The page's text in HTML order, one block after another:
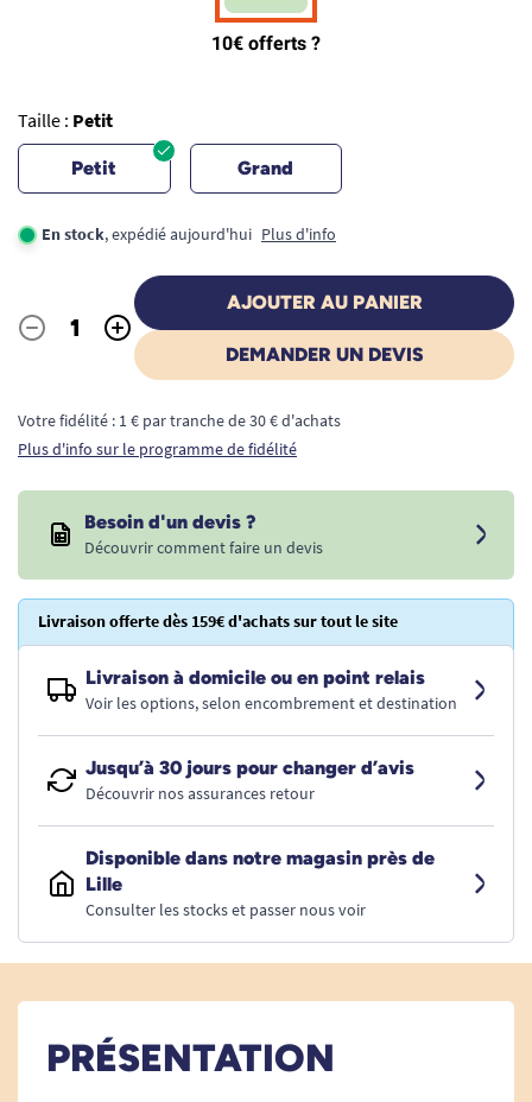
Taille : Petit
Petit Grand
En stock, expédié aujourd'hui Plus d'info
Quantité
- +
AJOUTER AU PANIER
DEMANDER UN DEVIS
Votre fidélité : 1 € par tranche de 30 € d'achats
Plus d'info sur le programme de fidélité
Besoin d'un devis ?
Découvrir comment faire un devis
Livraison offerte dès 159€ d'achats sur tout le site
Livraison à domicile ou en point relais
Voir les options, selon encombrement et destination
Jusqu’à 30 jours pour changer d’avis
Découvrir nos assurances retour
Disponible dans notre magasin près de
Lille
Consulter les stocks et passer nous voir
PRÉSENTATION